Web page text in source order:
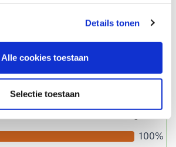
Details tonen
Alle cookies toestaan
Selectie toestaan